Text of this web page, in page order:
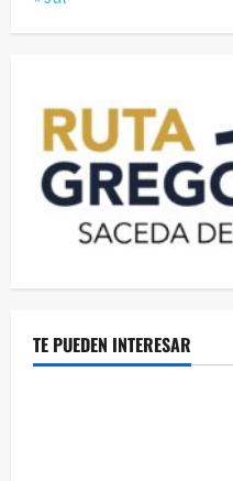
TE PUEDEN INTERESAR